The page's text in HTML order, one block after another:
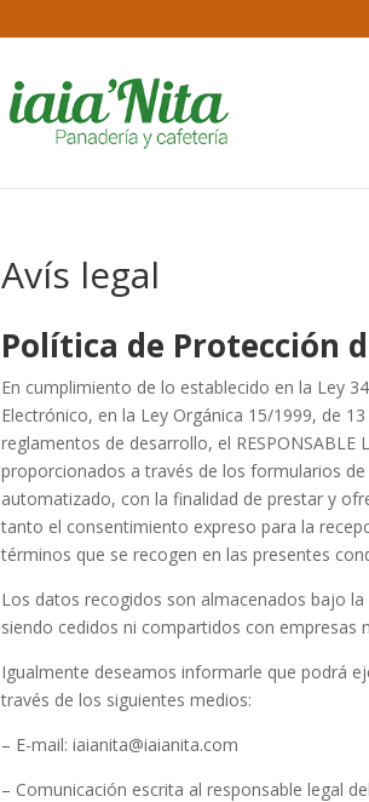
Avís legal
Política de Protección
En cumplimiento de lo establecido en la Ley
Electrónico, en la Ley Orgánica 15/1999, de
reglamentos de desarrollo, el
proporcionados a través de los formularios
automatizado, con la finalidad de prestar y
tanto el consentimiento expreso para la
términos que se recogen en las presentes
Los datos recogidos son almacenados bajo
siendo cedidos ni compartidos con empresas
Igualmente deseamos informarle que podrá
través de los siguientes medios:
– E-mail: iaianita@iaianita.com
– Comunicación escrita al responsable legal